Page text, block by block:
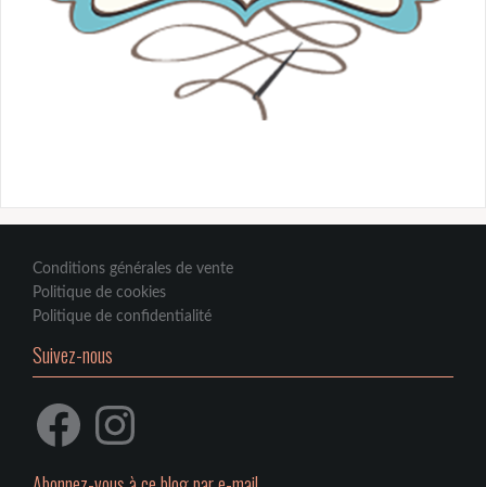
Conditions générales de vente
Politique de cookies
Politique de confidentialité
Suivez-nous
Facebook Instagram